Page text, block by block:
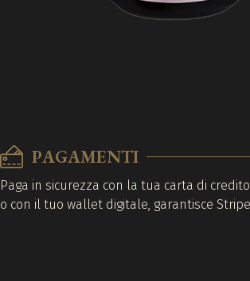
PAGAMENTI
Paga in sicurezza con la tua carta di credito
o con il tuo wallet digitale, garantisce